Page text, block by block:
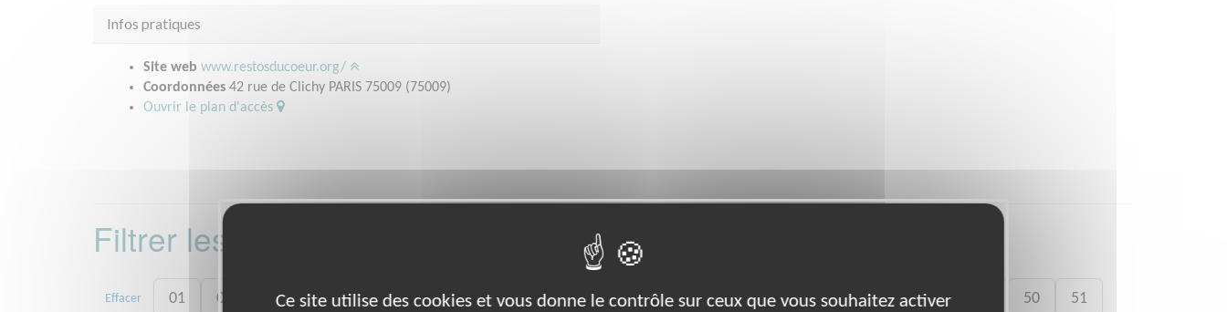
Infos pratiques
Site web www.restosducoeur.org/
Coordonnées 42 rue de Clichy PARIS 75009 (75009)
Ouvrir le plan d'accès
Filtrer les missions bénévoles par département :
Effacer 01 08 09 10 11 14 17 19 23 27 28 31 33 34 35 40 42 50 51
Ce site utilise des cookies et vous donne le contrôle sur ceux que vous souhaitez activer